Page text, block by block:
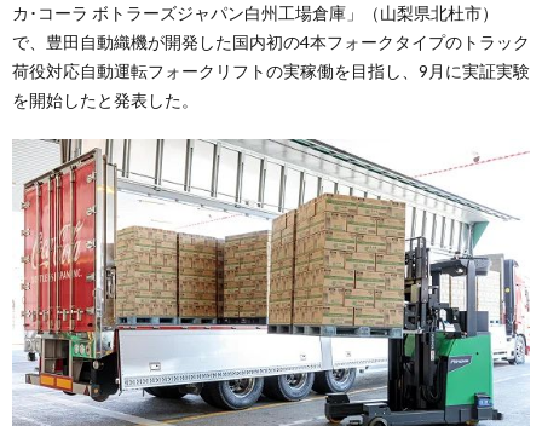
カ･コーラ ボトラーズジャパン白州工場倉庫」（山梨県北杜市）
で、豊田自動織機が開発した国内初の4本フォークタイプのトラック
荷役対応自動運転フォークリフトの実稼働を目指し、9月に実証実験
を開始したと発表した。